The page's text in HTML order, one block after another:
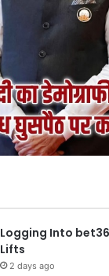
Logging Into
Lifts
2 days ago